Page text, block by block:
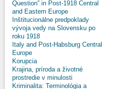
Question” in Post-1918 Central
and Eastern Europe
Inštitucionálne predpoklady
vývoja vedy na Slovensku po
roku 1918
Italy and Post-Habsburg Central
Europe
Korupcia
Krajina, príroda a životné
prostredie v minulosti
Kriminalita: Terminológia a